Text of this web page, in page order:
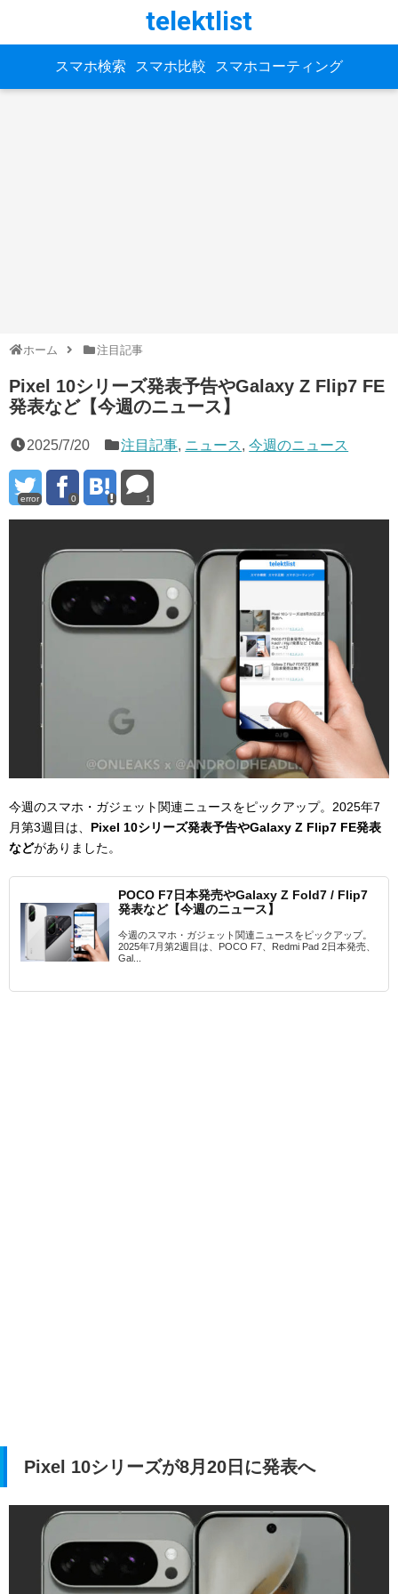
telektlist
スマホ検索 スマホ比較 スマホコーティング
ホーム 注目記事
Pixel 10シリーズ発表予告やGalaxy Z Flip7 FE
発表など【今週のニュース】
2025/7/20 注目記事, ニュース,今週のニュース
error 0 1
今週のスマホ・ガジェット関連ニュースをピックアップ。2025年7
月第3週目は、 Pixel 10シリーズ発表予告やGalaxy Z Flip7 FE発表
などがありました。
POCO F7日本発売やGalaxy Z Fold7 / Flip7
発表など【今週のニュース】
今週のスマホ・ガジェット関連ニュースをピックアップ。
2025年7月第2週目は、POCO F7、Redmi Pad 2日本発売、
Gal...
Pixel 10シリーズが8月20日に発表へ